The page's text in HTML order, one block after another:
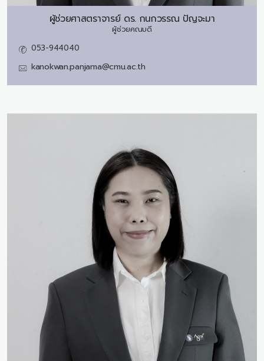
ผู้ช่วยศาสตราจารย์ ดร. กนกวรรณ ปัญจะมา
ผู้ช่วยคณบดี
053-944040
kanokwan.panjama@cmu.ac.th